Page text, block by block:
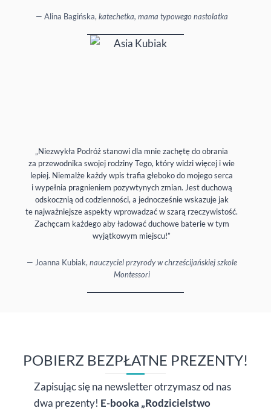
— Alina Bagińska, katechetka, mama typowego nastolatka
„Niezwykła Podróż stanowi dla mnie zachętę do obrania
za przewodnika swojej rodziny Tego, który widzi więcej i wie
lepiej. Niemalże każdy wpis trafia głeboko do mojego serca
i wypełnia pragnieniem pozywtynych zmian. Jest duchową
odskocznią od codzienności, a jednocześnie wskazuje jak
te najważniejsze aspekty wprowadzać w szarą rzeczywistość.
Zachęcam każdego aby ładować duchowe baterie w tym
wyjątkowym miejscu!”
— Joanna Kubiak, nauczyciel przyrody w chrześcijańskiej szkole
Montessori
POBIERZ BEZPŁATNE PREZENTY!
Zapisując się na newsletter otrzymasz od nas
dwa prezenty! E-booka „Rodzicielstwo